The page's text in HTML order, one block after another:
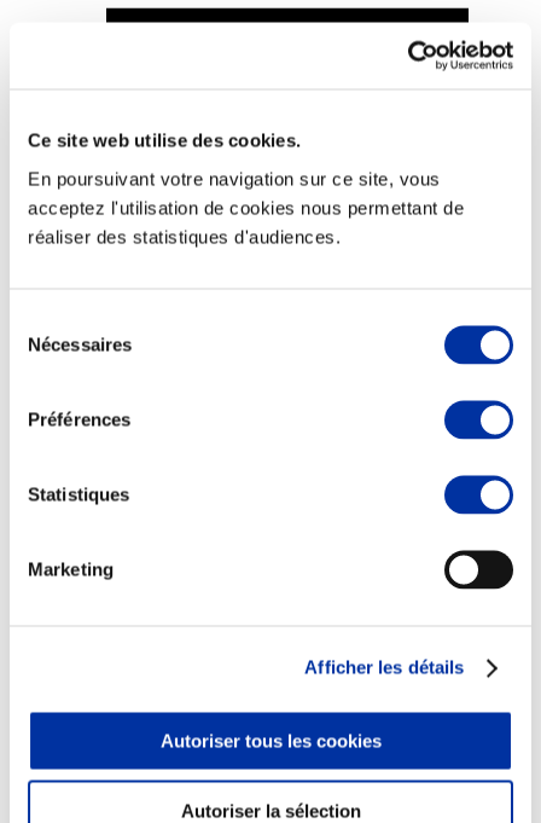
Ce site web utilise des cookies.
En poursuivant votre navigation sur ce site, vous
acceptez l'utilisation de cookies nous permettant de
réaliser des statistiques d'audiences.
Nécessaires
Préférences
Statistiques
Marketing
Afficher les détails
Autoriser tous les cookies
Autoriser la sélection
Viande et climat
Valorisation de l’herbe
Autonomie des élevages
Qualité air, eau, sols
Economie de ressources
Abattoir
Partenaire Climat